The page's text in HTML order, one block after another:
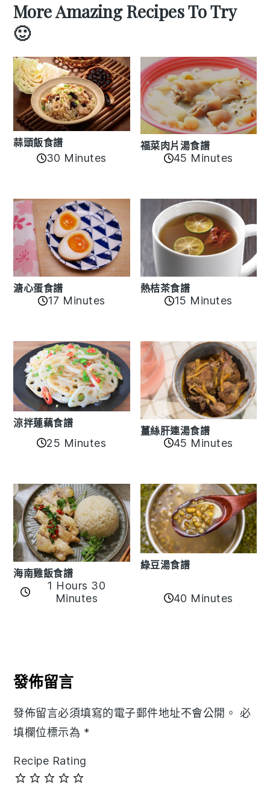
More Amazing Recipes To Try
🙂
蒜頭飯食譜
30 Minutes
福菜肉片湯食譜
45 Minutes
溏心蛋食譜
17 Minutes
熱桔茶食譜
15 Minutes
涼拌蓮藕食譜
25 Minutes
薑絲肝連湯食譜
45 Minutes
海南雞飯食譜
1 Hours 30
Minutes
綠豆湯食譜
40 Minutes
Interactions
發佈留言
發佈留言必須填寫的電子郵件地址不會公開。 必
填欄位標示為 *
Recipe Rating